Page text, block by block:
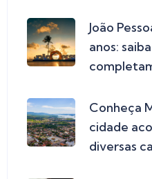
João
anos:
Conheça
cidade
diversas